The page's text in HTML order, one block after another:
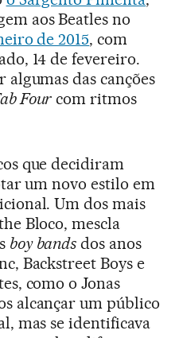
aos Beatles no
de 2015, com
14 de fevereiro.
algumas das canções
Four com ritmos
que decidiram
um novo estilo em
Um dos mais
Bloco, mescla
boy bands dos anos
Backstreet Boys e
como o Jonas
alcançar um público
mas se identificava